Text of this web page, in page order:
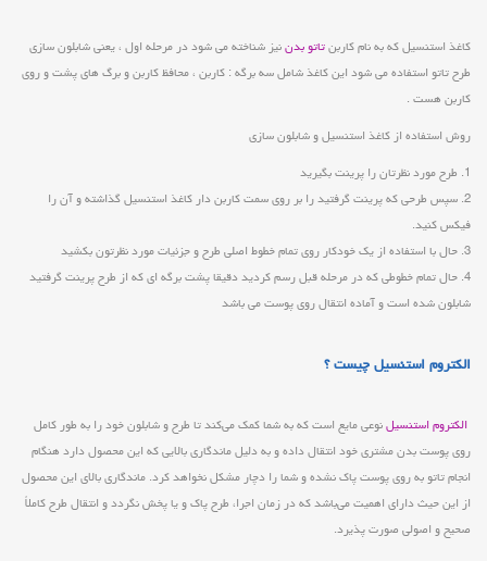
کاغذ استنسیل که به نام کاربنتاتو بدننیز شناخته می شود در مرحله اول ، یعنی شابلون سازی
طرح تاتو استفاده می شود این کاغذ شامل سه برگه : کاربن ، محافظ کاربن و برگ های پشت و روی
کاربن هست .
روش استفاده از کاغذ استنسیل و شابلون سازی
1. طرح مورد نظرتان را پرینت بگیرید
2. سپس طرحی که پرینت گرفتید را بر روی سمت کاربن دار کاغذ استنسیل گذاشته و آن را
فیکس کنید.
3. حال با استفاده از یک خودکار روی تمام خطوط اصلی طرح و جزئیات مورد نظرتون بکشید
4. حال تمام خطوطی که در مرحله قبل رسم کردید دقیقا پشت برگه ای که از طرح پرینت گرفتید
شابلون شده است و آماده انتقال روی پوست می باشد
الکتروم استنسیل چیست ؟
الکتروم استنسیلنوعی مایع است که به شما کمک می‌کند تا طرح و شابلون خود را به طور کامل
روی پوست بدن مشتری خود انتقال داده و به دلیل ماندگاری بالایی که این محصول دارد هنگام
انجام تاتو به روی پوست پاک نشده و شما را دچار مشکل نخواهد کرد. ماندگاری بالای این محصول
از این حیث دارای اهمیت می‌باشد که در زمان اجرا، طرح پاک و یا پخش نگردد و انتقال طرح کاملاً
صحیح و اصولی صورت پذیرد.